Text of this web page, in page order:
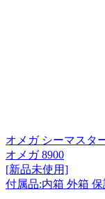
オメガ シーマスタ
オメガ 8900
[新品未使用]
付属品:内箱 外箱